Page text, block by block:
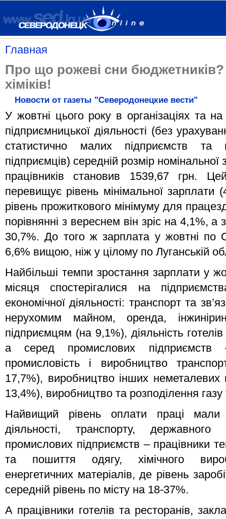
Главная
Про що рожеві сни
хіміків!
Новости от газеты "Северодонецкие вести"
У жовтні цього року в організаціях та на
підприємницької діяльності (без
статистично малих підприємств та
підприємців) середній розмір номінальної
працівників становив 1539,67 грн.
перевищує рівень мінімальної
рівень прожиткового мінімуму для
порівнянні з вереснем він зріс на 4,1%,
30,7%. До того ж зарплата у жовтні по
6,6% вищою, ніж у цілому по Луганській
Найбільші темпи зростання зарплати у
місяця спостерігалися на
економічної діяльності: транспорт та
нерухомим майном, оренда,
підприємцям (на 9,1%), діяльність
а серед промислових підприємств
промисловість і виробництво
17,7%), виробництво інших неметалевих
13,4%), виробництво та розподілення
Найвищий рівень оплати праці мали
діяльності, транспорту,
промислових підприємств – працівники
та пошиття одягу, хімічного
енергетичних матеріалів, де рівень
середній рівень по місту на 18-37%.
А працівники готелів та ресторанів,